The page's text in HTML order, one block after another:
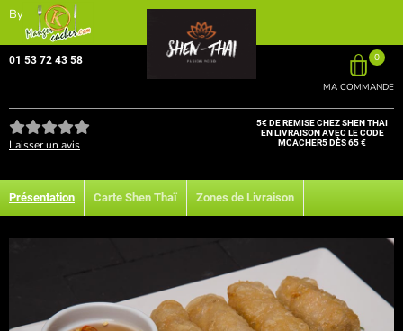
By
01 53 72 43 58
MA COMMANDE
0
Laisser un avis
5€ DE REMISE CHEZ SHEN THAI
EN LIVRAISON AVEC LE CODE
MCACHER5 DÈS 65 €
Présentation Carte Shen Thaï Zones de Livraison